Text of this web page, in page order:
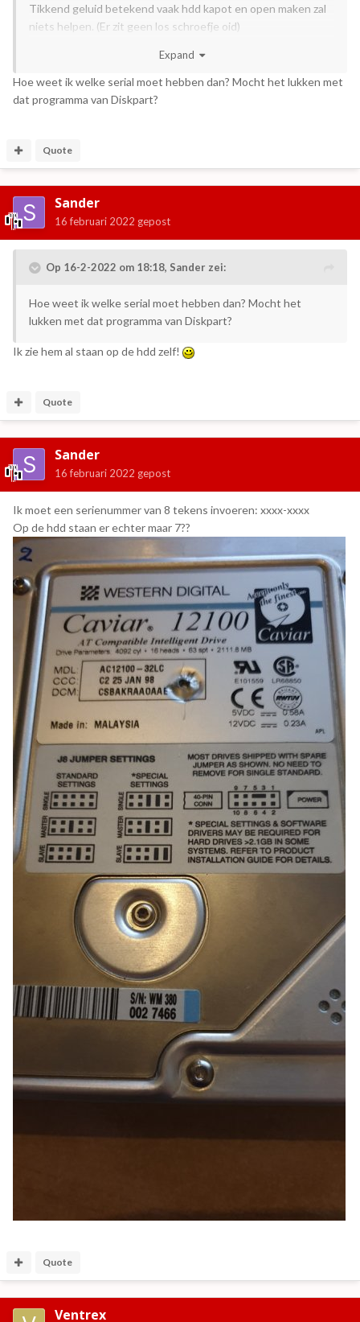
Tikkend geluid betekend vaak hdd kapot en open maken zal
niets helpen. (Er zit geen los schroefje oid)
leesarm komen. (Zie het als een platenspeler met meerdere
platen op elkaar waarbij 1 plaat krom is)
internet naar “touchscreen aladdin all in one”
Als je daar de discord joint zijn er misschien meer mensen die
je zouden kunnen helpen.
Expand
Hoe weet ik welke serial moet hebben dan? Mocht het lukken met
dat programma van Diskpart?
Quote
Sander
16 februari 2022 gepost
Op 16-2-2022 om 18:18, Sander zei:
Hoe weet ik welke serial moet hebben dan? Mocht het
lukken met dat programma van Diskpart?
Ik zie hem al staan op de hdd zelf!
Quote
Sander
16 februari 2022 gepost
Ik moet een serienummer van 8 tekens invoeren: xxxx-xxxx
Op de hdd staan er echter maar 7??
Quote
Ventrex